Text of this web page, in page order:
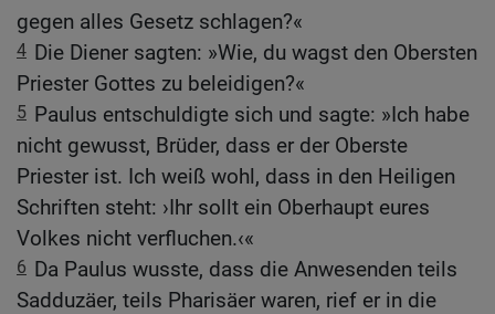
gegen alles Gesetz schlagen?«
4 Die Diener sagten: »Wie, du wagst den Obersten
Priester Gottes zu beleidigen?«
5 Paulus entschuldigte sich und sagte: »Ich habe
nicht gewusst, Brüder, dass er der Oberste
Priester ist. Ich weiß wohl, dass in den Heiligen
Schriften steht: ›Ihr sollt ein Oberhaupt eures
Volkes nicht verfluchen.‹«
6 Da Paulus wusste, dass die Anwesenden teils
Sadduzäer, teils Pharisäer waren, rief er in die